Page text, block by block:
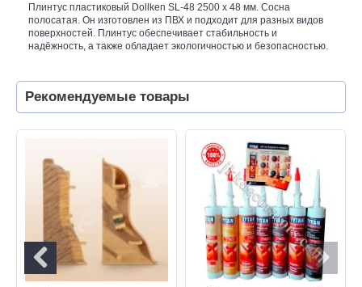
Плинтус пластиковый Dollken SL-48 2500 х 48 мм. Сосна
полосатая. Он изготовлен из ПВХ и подходит для разных видов
поверхностей. Плинтус обеспечивает стабильность и
надёжность, а также обладает экологичностью и безопасностью.
Рекомендуемые товары